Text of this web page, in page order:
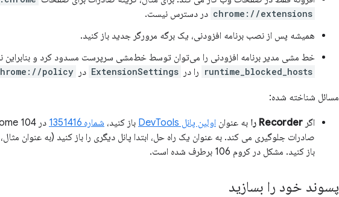
chrome://extensions در دسترس نیست.
همیشه پس از نصب برنامه افزودنی، یک برگه مرورگر جدید باز کنید.
خط مشی مدیر برنامه افزودنی را می‌توان توسط خط‌مشی سرپرست مسدود کرد و بنابراین
runtime_blocked_hosts را در ExtensionSettings در policy/
مسائل شناخته شده:
اگر Recorder را به عنوان اولین پانل DevTools باز کنید، شماره 1351416
صادرات جلوگیری می کند. به عنوان یک راه حل، ابتدا پانل دیگری را باز کنید (به عنوان
باز کنید. مشکل در کروم 106 برطرف شده است.
پسوند خود را بسازید